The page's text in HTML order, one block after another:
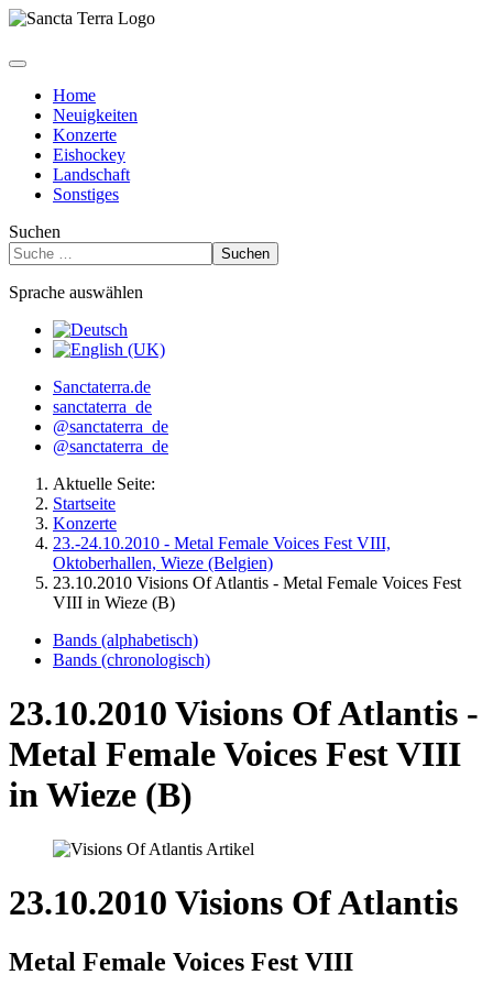
Home
Neuigkeiten
Konzerte
Eishockey
Landschaft
Sonstiges
Suchen
Suchen
Sprache auswählen
Sanctaterra.de
sanctaterra_de
@sanctaterra_de
@sanctaterra_de
Aktuelle Seite:
Startseite
Konzerte
23.-24.10.2010 - Metal Female Voices Fest VIII,
Oktoberhallen, Wieze (Belgien)
23.10.2010 Visions Of Atlantis - Metal Female Voices Fest
VIII in Wieze (B)
Bands (alphabetisch)
Bands (chronologisch)
23.10.2010 Visions Of Atlantis -
Metal Female Voices Fest VIII
in Wieze (B)
23.10.2010 Visions Of Atlantis
Metal Female Voices Fest VIII